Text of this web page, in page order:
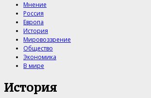
Мнение
Россия
Европа
История
Мировоззрение
Общество
Экономика
В мире
История